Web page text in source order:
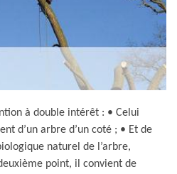
à double intérêt : • Celui
d’un arbre d’un coté ; • Et de
naturel de l’arbre,
point, il convient de